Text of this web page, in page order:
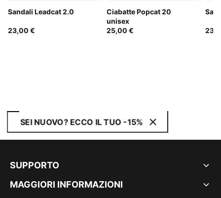
Sandali Leadcat 2.0
23,00 €
Ciabatte Popcat 20
unisex
25,00 €
SEI NUOVO? ECCO IL TUO -15%
SUPPORTO
MAGGIORI INFORMAZIONI